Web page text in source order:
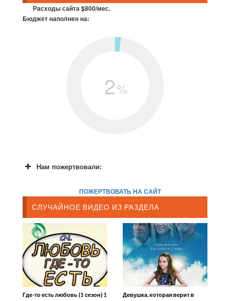
Расходы сайта $800/мес.
Бюджет наполнен на:
2%
Нам пожертвовали:
ПОЖЕРТВОВАТЬ НА САЙТ
СЛУЧАЙНОЕ ВИДЕО ИЗ РАЗДЕЛА
Где-то есть любовь (1 сезон) 1
Девушка, которая верит в